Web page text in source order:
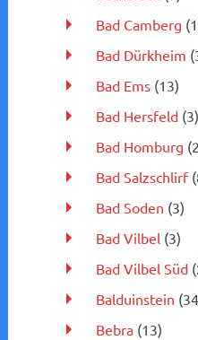
Bad Camberg
Bad Dürkheim
Bad Ems(13)
Bad Hersfeld(3)
Bad Homburg
Bad Salzschlirf
Bad Soden (3)
Bad Vilbel(3)
Bad Vilbel Süd
Balduinstein
Bebra(13)